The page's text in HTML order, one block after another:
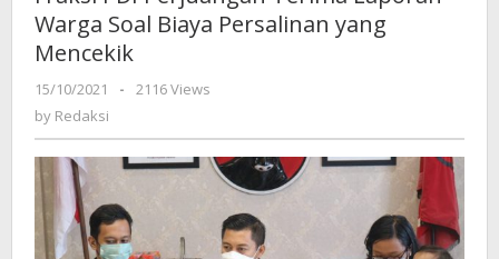
Terima
Laporan
yang
Mencekik
Warga Soal Biaya Persalinan yang
Mencekik
15/10/2021
by
-
2116 Views
by Redaksi